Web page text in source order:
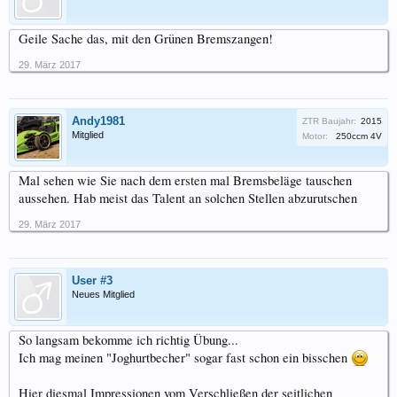
Geile Sache das, mit den Grünen Bremszangen!
29. März 2017
Andy1981
Mitglied
ZTR Baujahr: 2015
Motor:
250ccm 4V
Mal sehen wie Sie nach dem ersten mal Bremsbeläge tauschen
aussehen. Hab meist das Talent an solchen Stellen abzurutschen
29. März 2017
User #3
Neues Mitglied
So langsam bekomme ich richtig Übung...
Ich mag meinen "Joghurtbecher" sogar fast schon ein bisschen
Hier diesmal Impressionen vom Verschließen der seitlichen